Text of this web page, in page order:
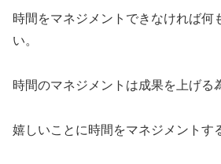
時間をマネジメントできなければ何
い。
時間のマネジメントは成果を上げる
嬉しいことに時間をマネジメントす